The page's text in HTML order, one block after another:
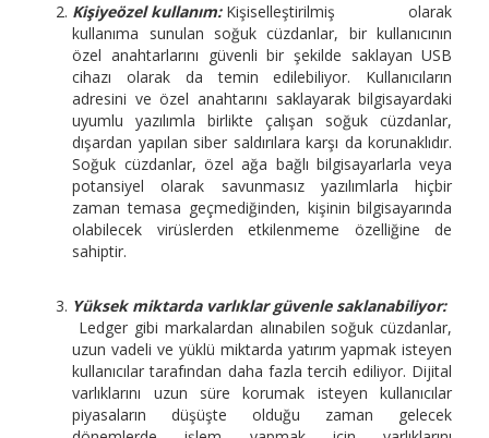
Kişiyeözel kullanım: Kişiselleştirilmiş olarak
kullanıma sunulan soğuk cüzdanlar, bir kullanıcının
özel anahtarlarını güvenli bir şekilde saklayan USB
cihazı olarak da temin edilebiliyor. Kullanıcıların
adresini ve özel anahtarını saklayarak bilgisayardaki
uyumlu yazılımla birlikte çalışan soğuk cüzdanlar,
dışardan yapılan siber saldırılara karşı da korunaklıdır.
Soğuk cüzdanlar, özel ağa bağlı bilgisayarlarla veya
potansiyel olarak savunmasız yazılımlarla hiçbir
zaman temasa geçmediğinden, kişinin bilgisayarında
olabilecek virüslerden etkilenmeme özelliğine de
sahiptir.
Yüksek miktarda varlıklar güvenle saklanabiliyor:
Ledger gibi markalardan alınabilen soğuk cüzdanlar,
uzun vadeli ve yüklü miktarda yatırım yapmak isteyen
kullanıcılar tarafından daha fazla tercih ediliyor. Dijital
varlıklarını uzun süre korumak isteyen kullanıcılar
piyasaların düşüşte olduğu zaman gelecek